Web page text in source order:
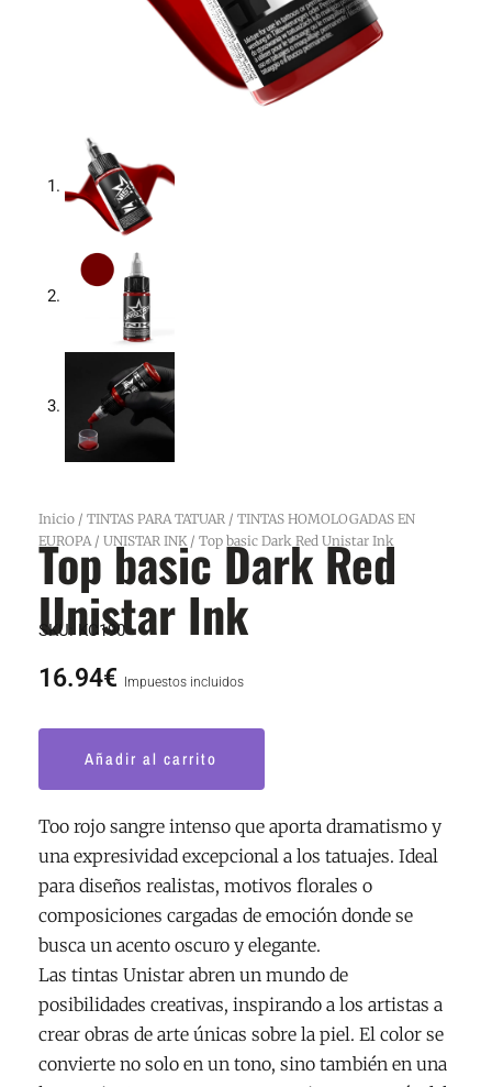
Inicio / TINTAS PARA TATUAR / TINTAS HOMOLOGADAS EN
EUROPA / UNISTAR INK / Top basic Dark Red Unistar Ink
Top basic Dark Red
Unistar Ink
SKU:KC190
16.94€ Impuestos incluidos
Dark
Red
cantidad
Añadir al carrito
Too rojo sangre intenso que aporta dramatismo y
una expresividad excepcional a los tatuajes. Ideal
para diseños realistas, motivos florales o
composiciones cargadas de emoción donde se
busca un acento oscuro y elegante.
Las tintas Unistar abren un mundo de
posibilidades creativas, inspirando a los artistas a
crear obras de arte únicas sobre la piel. El color se
convierte no solo en un tono, sino también en una